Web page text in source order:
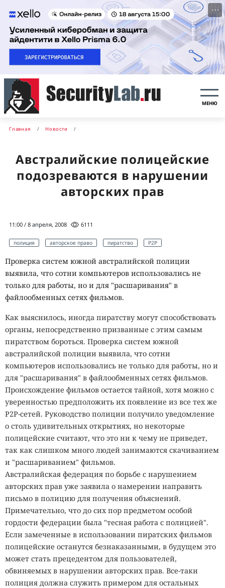
···
МЕНЮ
Главная Новости
Австралийские полицейские
подозреваются в нарушении
авторских прав
11:00 / 8 апреля, 2008 6111
полиция авторское право пиратство P2P
Проверка систем южной австралийской полиции
выявила, что сотни компьютеров использовались не
только для работы, но и для "расшаривания" в
файлообменных сетях фильмов.
Как выяснилось, иногда пиратству могут способствовать
органы, непосредственно призванные с этим самым
пиратством бороться. Проверка систем южной
австралийской полиции выявила, что сотни
компьютеров использовались не только для работы, но и
для "расшаривания" в файлообменных сетях фильмов.
Происхождение фильмов остается тайной, хотя можно с
уверенностью предположить их появление из все тех же
P2P-сетей. Руководство полиции получило уведомление
о столь удивительных открытиях, но некоторые
полицейские считают, что это ни к чему не приведет,
так как слишком много людей занимаются скачиванием
и "расшариванием" фильмов.
Австралийская федерация по борьбе с нарушением
авторских прав уже заявила о намерении направить
письмо в полицию для получения объяснений.
Примечательно, что до сих пор предметом особой
гордости федерации была "тесная работа с полицией".
Если замеченные в использовании пиратских фильмов
полицейские останутся безнаказанными, в будущем это
может стать прецедентом для пользователей,
обвиняемых в нарушении авторских прав. Все-таки
полиция должна служить примером для остальных